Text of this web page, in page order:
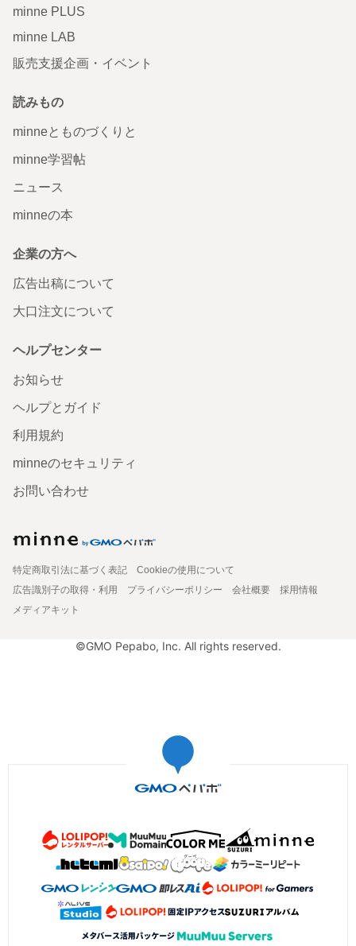
minne PLUS
minne LAB
販売支援企画・イベント
読みもの
minneとものづくりと
minne学習帖
ニュース
minneの本
企業の方へ
広告出稿について
大口注文について
ヘルプセンター
お知らせ
ヘルプとガイド
利用規約
minneのセキュリティ
お問い合わせ
特定商取引法に基づく表記
Cookieの使用について
広告識別子の取得・利用
プライバシーポリシー 会社概要
採用情報
メディアキット
©GMO Pepabo, Inc. All rights reserved.